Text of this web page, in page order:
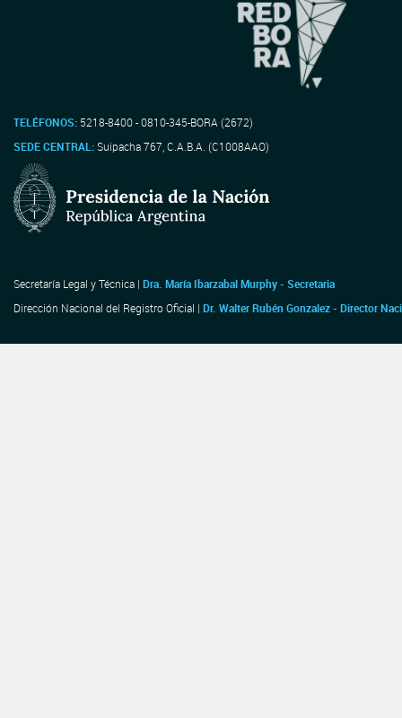
TELÉFONOS: 5218-8400 - 0810-345-BORA (2672)
SEDE CENTRAL:Suipacha 767, C.A.B.A. (C1008AAO)
Secretaría Legal y Técnica | Dra. María Ibarzabal Murphy - Secretaria
Dirección Nacional del Registro Oficial | Dr. Walter Rubén Gonzalez - Director